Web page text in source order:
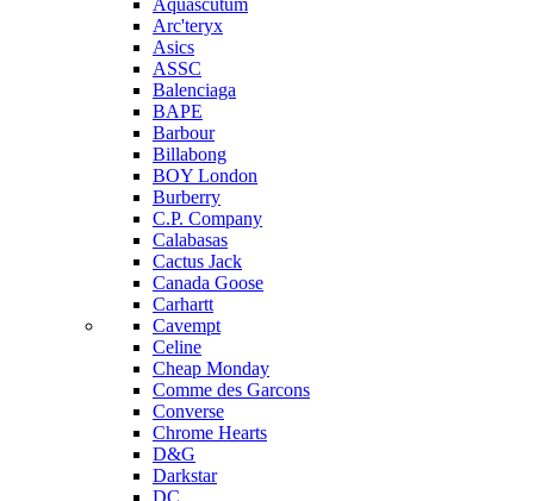
Aquascutum
Arc'teryx
Asics
ASSC
Balenciaga
BAPE
Barbour
Billabong
BOY London
Burberry
C.P. Company
Calabasas
Cactus Jack
Canada Goose
Carhartt
Cavempt
Celine
Cheap Monday
Comme des Garcons
Converse
Chrome Hearts
D&G
Darkstar
DC